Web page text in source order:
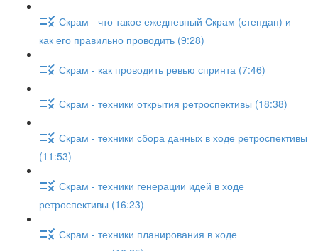
Скрам - что такое ежедневный Скрам (стендап) и
как его правильно проводить (9:28)
Скрам - как проводить ревью спринта (7:46)
Скрам - техники открытия ретроспективы (18:38)
Скрам - техники сбора данных в ходе ретроспективы
(11:53)
Скрам - техники генерации идей в ходе
ретроспективы (16:23)
Скрам - техники планирования в ходе